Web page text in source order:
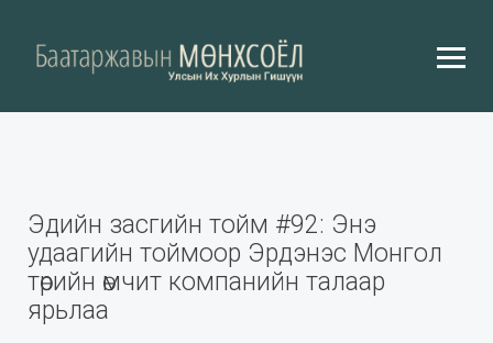
Эдийн засгийн тойм #92: Энэ
удаагийн тоймоор Эрдэнэс Монгол
төрийн өмчит компанийн талаар
ярьлаа